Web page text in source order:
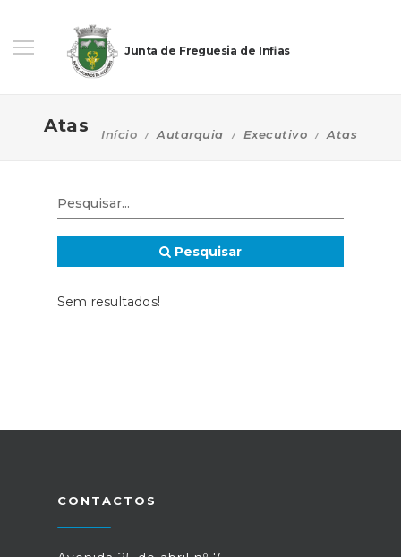
Junta de Freguesia de Infias
Atas Início Autarquia Executivo Atas
Pesquisar
Sem resultados!
CONTACTOS